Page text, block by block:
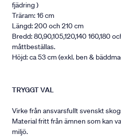
fjädring )
Träram: 16 cm
Längd: 200 och 210 cm
Bredd: 80,90,105,120,140 160,180
måttbeställas.
Höjd: ca 53 cm (exkl. ben &
TRYGGT VAL
Virke från ansvarsfullt svenskt
Material fritt från ämnen som kan
miljö.